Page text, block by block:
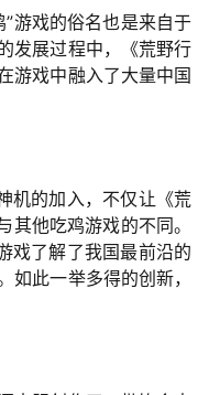
游戏的俗名也是来自于
发展过程中，《荒野行
游戏中融入了大量中国
机的加入，不仅让《荒
他吃鸡游戏的不同。
戏了解了我国最前沿的
此一举多得的创新，